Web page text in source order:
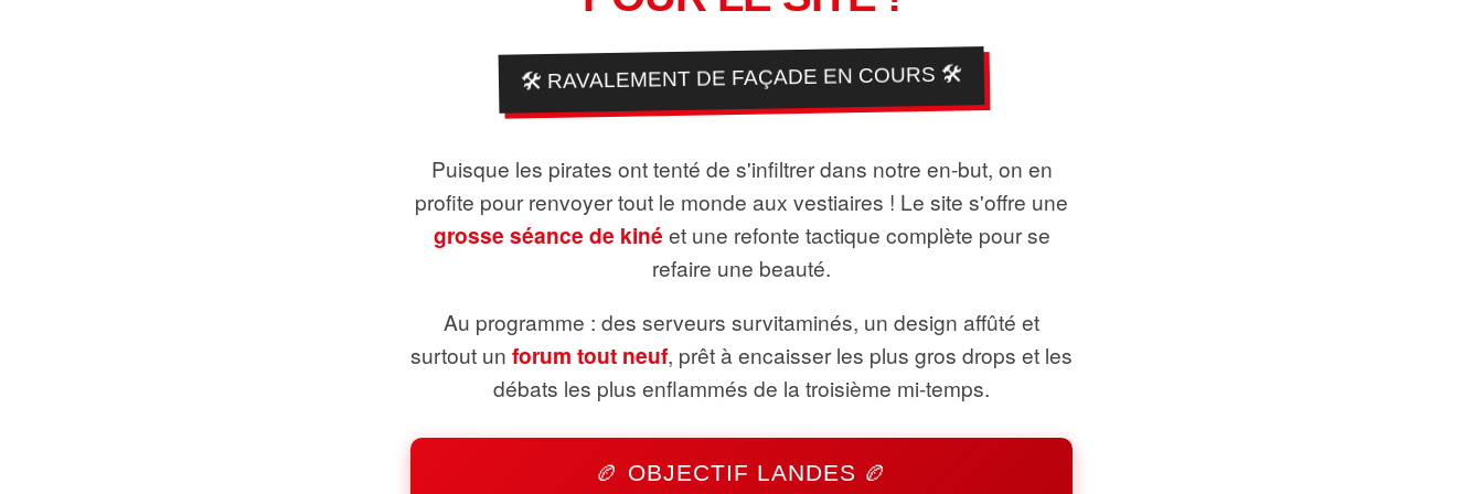
🛠️ RAVALEMENT DE FAÇADE EN COURS 🛠️
Puisque les pirates ont tenté de s'infiltrer dans notre en-but, on en
profite pour renvoyer tout le monde aux vestiaires ! Le site s'offre une
grosse séance de kiné et une refonte tactique complète pour se
refaire une beauté.
Au programme : des serveurs survitaminés, un design affûté et
surtout un forum tout neuf, prêt à encaisser les plus gros drops et les
débats les plus enflammés de la troisième mi-temps.
🏉 OBJECTIF LANDES 🏉